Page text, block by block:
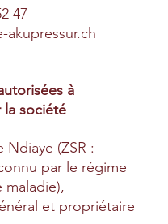
47
akupressur.ch
à
la société
Ndiaye (ZSR :
par le régime
maladie),
et propriétaire